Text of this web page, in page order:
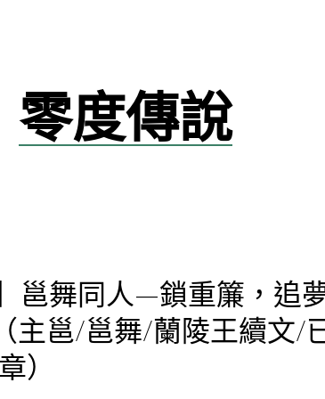
零度傳說
邕舞同人—鎖重簾，追
主邕/邕舞/蘭陵王續文/
）